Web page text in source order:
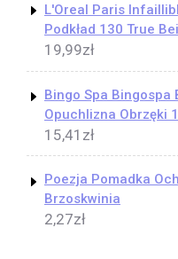
L'Oreal Paris
Podkład 130 True
19,99zł
Bingo Spa Bingospa
Opuchlizna Obrzęki
15,41 zł
Poezja Pomadka
Brzoskwinia
2,27zł